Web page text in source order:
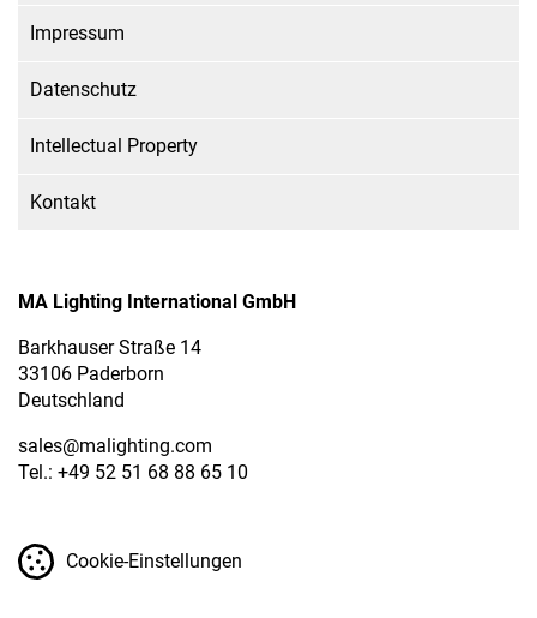
Impressum
Datenschutz
Intellectual Property
Kontakt
MA Lighting International GmbH
Barkhauser Straße 14
33106 Paderborn
Deutschland
sales@malighting.com
Tel.: +49 52 51 68 88 65 10
Cookie-Einstellungen